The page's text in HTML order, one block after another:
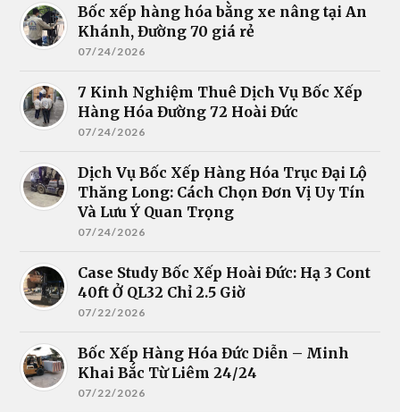
Bốc xếp hàng hóa bằng xe nâng tại An
Khánh, Đường 70 giá rẻ
07/24/2026
7 Kinh Nghiệm Thuê Dịch Vụ Bốc Xếp
Hàng Hóa Đường 72 Hoài Đức
07/24/2026
Dịch Vụ Bốc Xếp Hàng Hóa Trục Đại Lộ
Thăng Long: Cách Chọn Đơn Vị Uy Tín
Và Lưu Ý Quan Trọng
07/24/2026
Case Study Bốc Xếp Hoài Đức: Hạ 3 Cont
40ft Ở QL32 Chỉ 2.5 Giờ
07/22/2026
Bốc Xếp Hàng Hóa Đức Diễn – Minh
Khai Bắc Từ Liêm 24/24
07/22/2026